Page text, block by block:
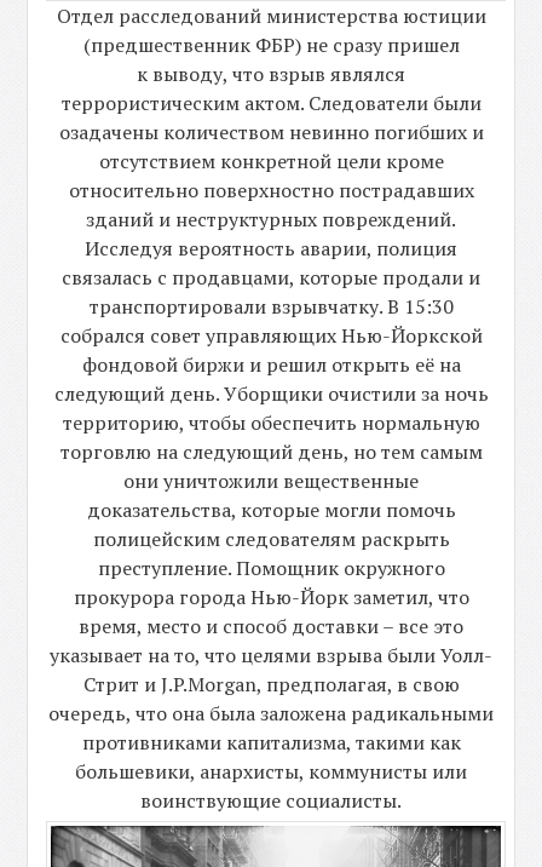
Отдел расследований министерства юстиции
(предшественник ФБР) не сразу пришел
к выводу, что взрыв являлся
террористическим актом. Следователи были
озадачены количеством невинно погибших и
отсутствием конкретной цели кроме
относительно поверхностно пострадавших
зданий и неструктурных повреждений.
Исследуя вероятность аварии, полиция
связалась с продавцами, которые продали и
транспортировали взрывчатку. В 15:30
собрался совет управляющих Нью-Йоркской
фондовой биржи и решил открыть её на
следующий день. Уборщики очистили за ночь
территорию, чтобы обеспечить нормальную
торговлю на следующий день, но тем самым
они уничтожили вещественные
доказательства, которые могли помочь
полицейским следователям раскрыть
преступление. Помощник окружного
прокурора города Нью-Йорк заметил, что
время, место и способ доставки – все это
указывает на то, что целями взрыва были Уолл-
Стрит и J.P.Morgan, предполагая, в свою
очередь, что она была заложена радикальными
противниками капитализма, такими как
большевики, анархисты, коммунисты или
воинствующие социалисты.